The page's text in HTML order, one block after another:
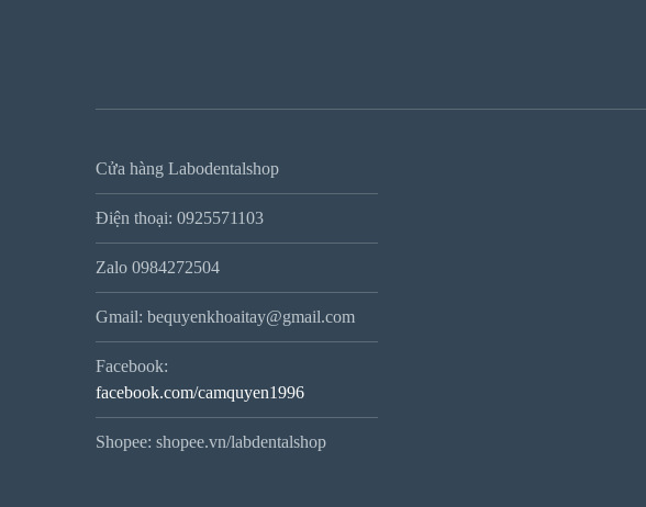
Cửa hàng Labodentalshop
Điện thoại: 0925571103
Zalo 0984272504
Gmail: bequyenkhoaitay@gmail.com
Facebook:
facebook.com/camquyen1996
Shopee: shopee.vn/labdentalshop